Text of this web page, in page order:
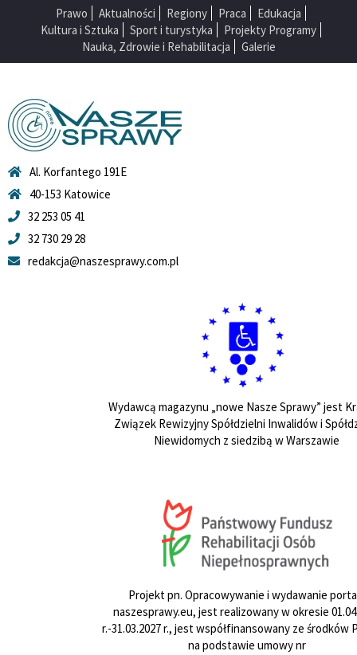
Prawo Aktualności Regiony Praca
Edukacja
Kultura i Sztuka
Sport i turystyka
Projekty Programy
Nauka, Zdrowie i Rehabilitacja
Galerie
Al. Korfantego 191E
40-153 Katowice
32 253 05 41
32 730 29 28
redakcja@naszesprawy.com.pl
Wydawcą magazynu „nowe Nasze Sprawy” jest
Związek Rewizyjny Spółdzielni Inwalidów i
Niewidomych z siedzibą w Warszawie
Projekt pn. Opracowywanie i wydawanie
naszesprawy.eu, jest realizowany w okresie
r.-31.03.2027 r., jest współfinansowany ze środków
na podstawie umowy nr